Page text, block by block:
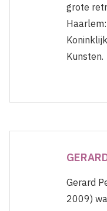
grote
Kunsten.
Gerard
2009)